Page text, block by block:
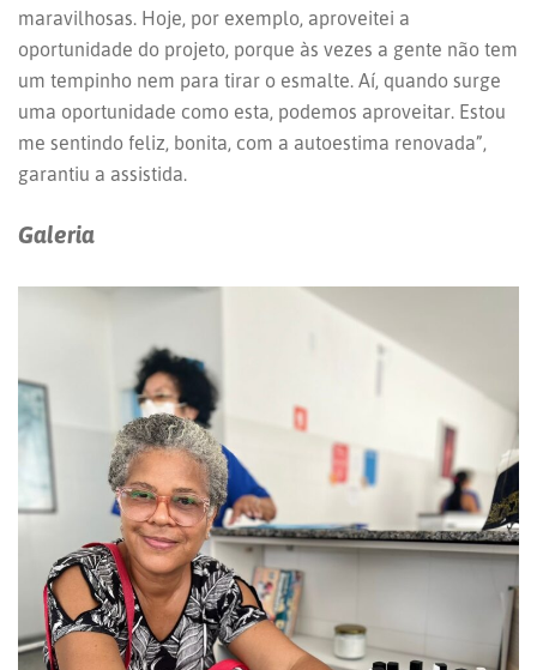
maravilhosas. Hoje, por exemplo, aproveitei a
oportunidade do projeto, porque às vezes a gente não tem
um tempinho nem para tirar o esmalte. Aí, quando surge
uma oportunidade como esta, podemos aproveitar. Estou
me sentindo feliz, bonita, com a autoestima renovada”,
garantiu a assistida.
Galeria